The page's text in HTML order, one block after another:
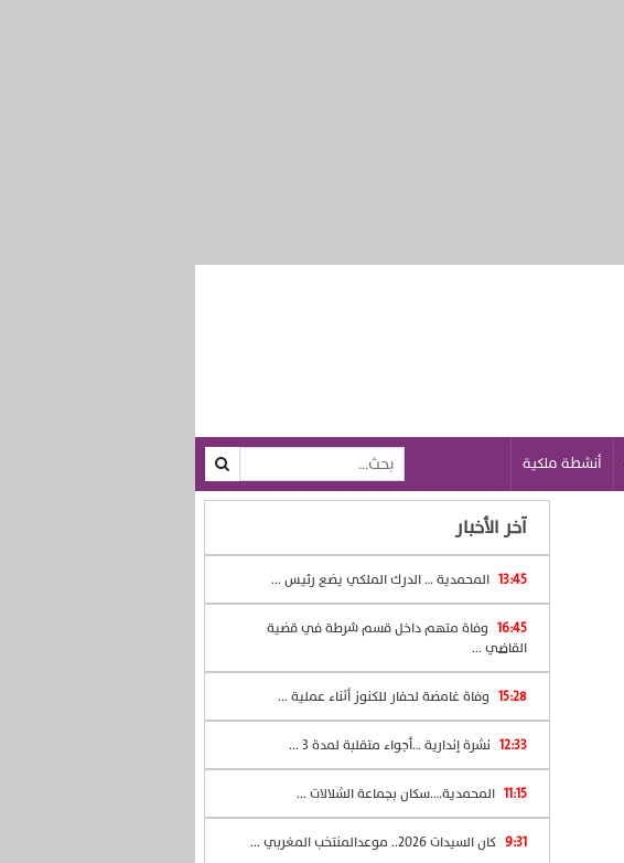
أنشطة ملكية
آخر الأخبار
13:45 المحمدية … الدرك الملكي يضع رئيس ...
16:45 وفاة متهم داخل قسم شرطة في قضية
القاضي ...
15:28 وفاة غامضة لحفار للكنوز أثناء عملية ...
12:33 نشرة إندارية …أجواء متقلبة لمدة 3 ...
11:15 المحمدية….سكان بجماعة الشلالات ...
9:31 كان السيدات 2026.. موعدالمنتخب المغربي ...